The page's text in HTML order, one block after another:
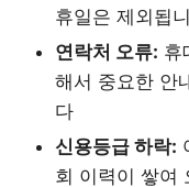
휴일은 제외됩
연락처 오류: 휴
해서 중요한 안
다
신용등급 하락:
회 이력이 쌓여